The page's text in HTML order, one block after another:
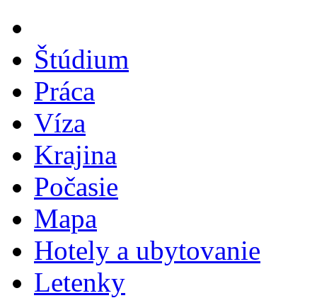
Štúdium
Práca
Víza
Krajina
Počasie
Mapa
Hotely a ubytovanie
Letenky